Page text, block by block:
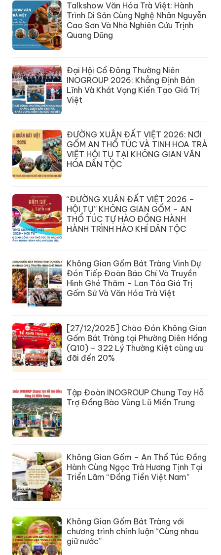
Talkshow Văn Hóa Trà Việt: Hành
Trình Di Sản Cùng Nghệ Nhân Nguyễn
Cao Sơn Và Nhà Nghiên Cứu Trịnh
Quang Dũng
Đại Hội Cổ Đông Thường Niên
INOGROUP 2026: Khẳng Định Bản
Lĩnh Và Khát Vọng Kiến Tạo Giá Trị
Việt
ĐƯỜNG XUÂN ĐẤT VIỆT 2026: NƠI
GỐM AN THỔ TÚC VÀ TINH HOA TRÀ
VIỆT HỘI TỤ TẠI KHÔNG GIAN VĂN
HÓA DÂN TỘC
“ĐƯỜNG XUÂN ĐẤT VIỆT 2026 –
HỘI TỤ” KHÔNG GIAN GỐM – AN
THỔ TÚC TỰ HÀO ĐỒNG HÀNH
HÀNH TRÌNH HÀO KHÍ DÂN TỘC
Không Gian Gốm Bát Tràng Vinh Dự
Đón Tiếp Đoàn Báo Chí Và Truyền
Hình Ghé Thăm – Lan Tỏa Giá Trị
Gốm Sứ Và Văn Hóa Trà Việt
[27/12/2025] Chào Đón Không Gian
Gốm Bát Tràng tại Phường Diên Hồng
(Q10) – 322 Lý Thường Kiệt cùng ưu
đãi đến 20%
Tập Đoàn INOGROUP Chung Tay Hỗ
Trợ Đồng Bào Vùng Lũ Miền Trung
Không Gian Gốm – An Thổ Túc Đồng
Hành Cùng Ngọc Trà Hương Tịnh Tại
Triển Lãm “Đồng Tiền Việt Nam”
Không Gian Gốm Bát Tràng với
chương trình chính luận “Cùng nhau
giữ nước”